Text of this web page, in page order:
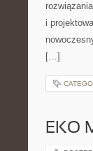
i
[…]
EKO